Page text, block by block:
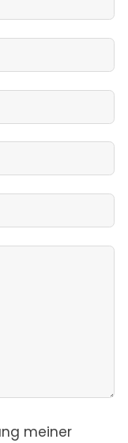
meiner